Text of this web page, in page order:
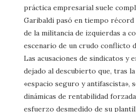
práctica empresarial suele
Garibaldi pasó en tiempo
de la militancia de izquierdas a
escenario de un crudo conflicto
Las acusaciones de sindicatos y
dejado al descubierto que, tras
«espacio seguro y antifascista»,
dinámicas de rentabilidad
esfuerzo desmedido de su